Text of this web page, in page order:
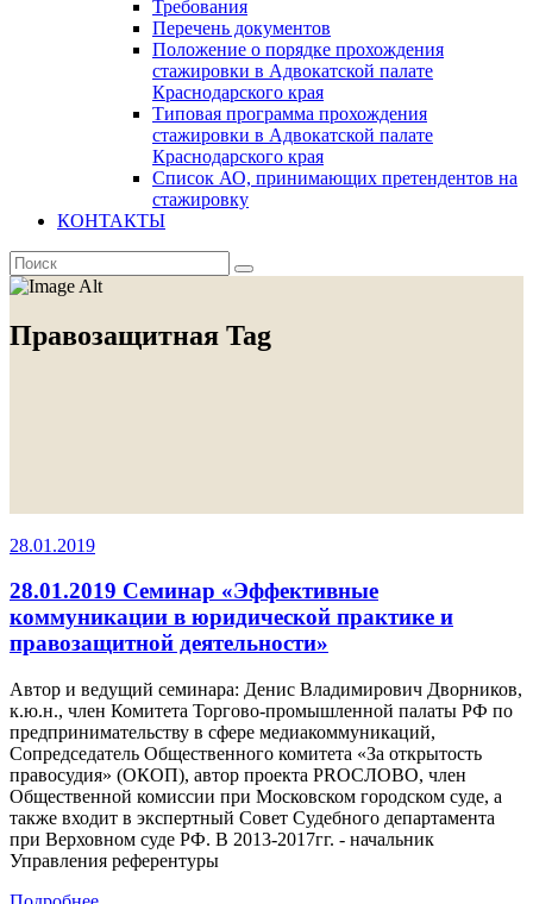
Требования
Перечень документов
Положение о порядке прохождения
стажировки в Адвокатской палате
Краснодарского края
Типовая программа прохождения
стажировки в Адвокатской палате
Краснодарского края
Список АО, принимающих претендентов на
стажировку
КОНТАКТЫ
Правозащитная Tag
28.01.2019
28.01.2019 Семинар «Эффективные
коммуникации в юридической практике и
правозащитной деятельности»
Автор и ведущий семинара: Денис Владимирович Дворников,
к.ю.н., член Комитета Торгово-промышленной палаты РФ по
предпринимательству в сфере медиакоммуникаций,
Сопредседатель Общественного комитета «За открытость
правосудия» (ОКОП), автор проекта PROСЛОВО, член
Общественной комиссии при Московском городском суде, а
также входит в экспертный Совет Судебного департамента
при Верховном суде РФ. В 2013-2017гг. - начальник
Управления референтуры